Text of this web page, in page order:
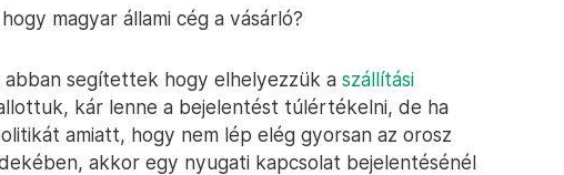
magyar állami cég a vásárló?
segítettek hogy elhelyezzük a szállítási
kár lenne a bejelentést túlértékelni, de ha
amiatt, hogy nem lép elég gyorsan az orosz
akkor egy nyugati kapcsolat bejelentésénél